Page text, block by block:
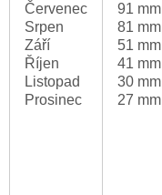
Červenec
Srpen
Září
Říjen
Listopad
Prosinec
91 mm
81 mm
51 mm
41 mm
30 mm
27 mm